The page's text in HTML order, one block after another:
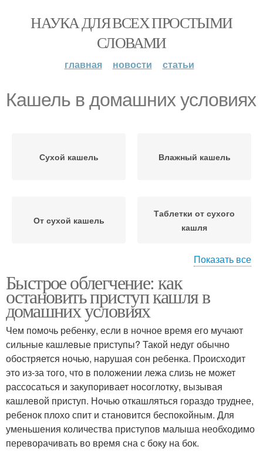
НАУКА ДЛЯ ВСЕХ ПРОСТЫМИ
СЛОВАМИ
главная новости статьи
Кашель в домашних условиях
Сухой кашель Влажный кашель
От сухой кашель
Таблетки от сухого
кашля
Редька при кашле Методы от кашля
Продуктивные кашли Лекарства от кашля
Постоянный кашель
Кашель без видимой
причины
Показать все
Быстрое облегчение: как
остановить приступ кашля в
домашних условиях
Чем помочь ребенку, если в ночное время его мучают
сильные кашлевые приступы? Такой недуг обычно
обостряется ночью, нарушая сон ребенка. Происходит
это из-за того, что в положении лежа слизь не может
рассосаться и закупоривает носоглотку, вызывая
кашлевой приступ. Ночью откашляться гораздо труднее,
ребенок плохо спит и становится беспокойным. Для
уменьшения количества приступов малыша необходимо
переворачивать во время сна с боку на бок.